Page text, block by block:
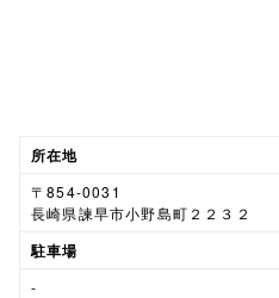
所在地
〒854-0031
長崎県諫早市小野島町２２３２
駐車場
-